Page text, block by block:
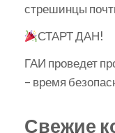
стрешинцы
СТАРТ ДАН!
ГАИ проведет
– время
Свежие